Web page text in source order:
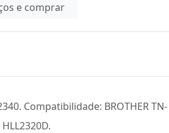
e comprar
Compatibilidade: BROTHER TN­